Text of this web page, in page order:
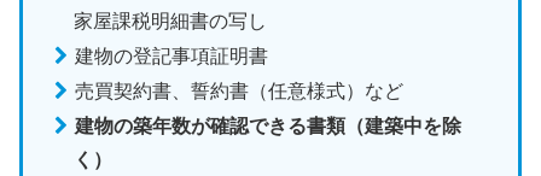
家屋課税明細書の写し
建物の登記事項証明書
売買契約書、誓約書（任意様式）など
建物の築年数が確認できる書類（建築中を除
く）